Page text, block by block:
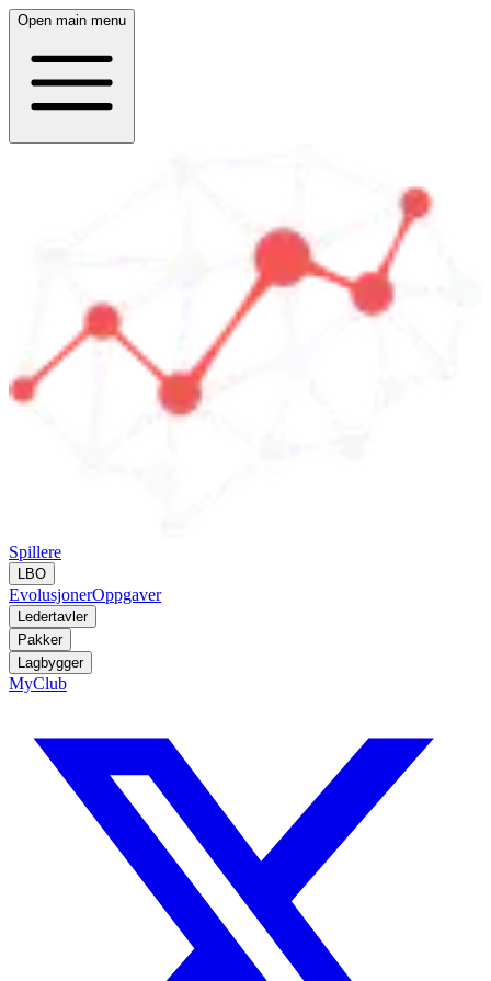
Open main menu
Spillere
LBO
EvolusjonerOppgaver
Ledertavler
Pakker
Lagbygger
MyClub